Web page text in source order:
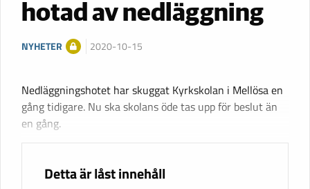
hotad av nedläggning
NYHETER 2020-10-15
Nedläggningshotet har skuggat Kyrkskolan i Mellösa en
gång tidigare. Nu ska skolans öde tas upp för beslut än
en gång.
Detta är låst innehåll